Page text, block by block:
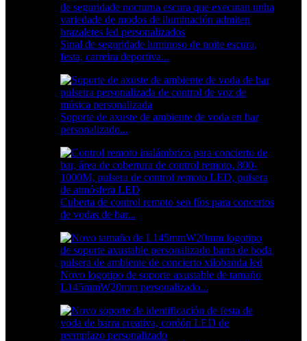
Sinal de seguridade luminoso de noite escura,
festa, carreira deportiva...
Soporte de axuste de ambiente de voda en bar
personalizado...
Cuberta de control remoto sen fíos para concertos
de vodas de bar...
Novo logotipo de soporte axustable de tamaño
L145mmW20mm personalizado...